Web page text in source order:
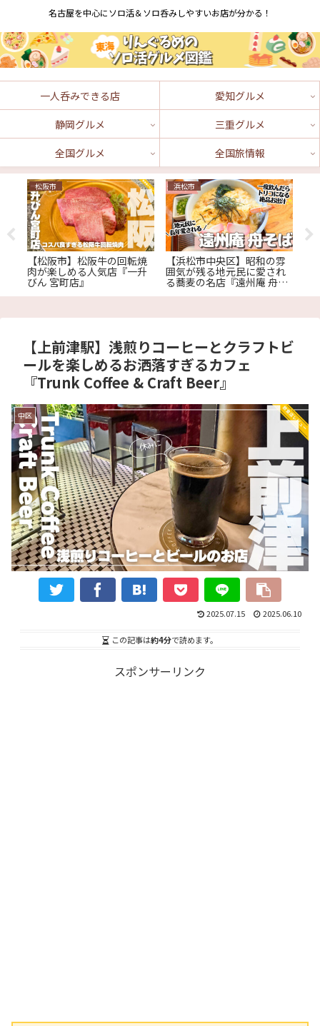
名古屋を中心にソロ活＆ソロ呑みしやすいお店が分かる！
一人呑みできる店
愛知グルメ
静岡グルメ
三重グルメ
全国グルメ
全国旅情報
松阪市
【松阪市】松阪牛の回転焼
肉が楽しめる人気店『一升
びん 宮町店』
浜松市
【浜松市中央区】昭和の雰
囲気が残る地元民に愛され
る蕎麦の名店『遠州庵 舟そ
【上前津駅】浅煎りコーヒーとクラフトビ
ールを楽しめるお洒落すぎるカフェ
『Trunk Coffee & Craft Beer』
中区
2025.07.15 2025.06.10
この記事は約4分で読めます。
スポンサーリンク